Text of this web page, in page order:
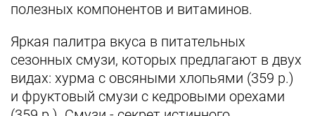
полезных компонентов и витаминов.
Яркая палитра вкуса в питательных
сезонных смузи, которых предлагают в двух
видах: хурма с овсяными хлопьями (359 р.)
и фруктовый смузи с кедровыми орехами